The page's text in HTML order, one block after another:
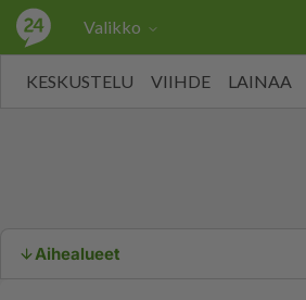
Valikko
KESKUSTELU VIIHDE LAINAA
Aihealueet